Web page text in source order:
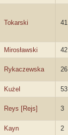
Tokarski 41
Mirosławski 42
Rykaczewska 26
Kużel 53
Reys [Rejs] 3
Kayn 2